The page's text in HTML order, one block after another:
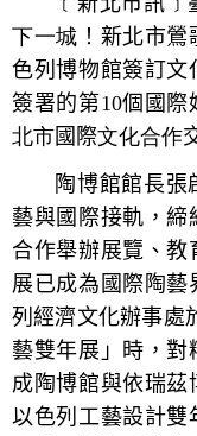
下一城 ！新北市
色列博物館簽訂文
簽署的第10個國際
北市國際文化合作
陶博館館長張
藝與國際接軌，締
合作舉辦展覽、
展已成為國際陶
列經濟文化辦事處
藝雙年展」時，對
成陶博館與依瑞茲
以色列工藝設計雙